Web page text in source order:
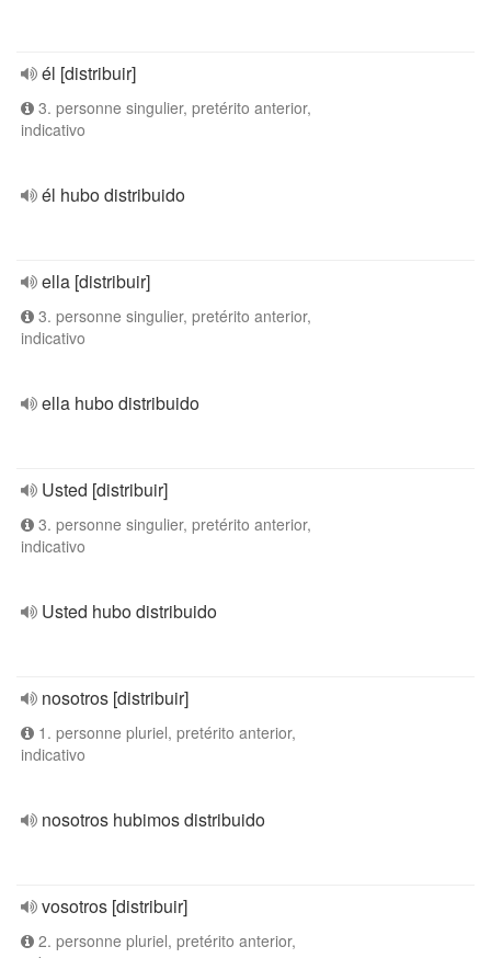
él [distribuir]
3. personne singulier, pretérito anterior,
indicativo
él hubo distribuido
ella [distribuir]
3. personne singulier, pretérito anterior,
indicativo
ella hubo distribuido
Usted [distribuir]
3. personne singulier, pretérito anterior,
indicativo
Usted hubo distribuido
nosotros [distribuir]
1. personne pluriel, pretérito anterior,
indicativo
nosotros hubimos distribuido
vosotros [distribuir]
2. personne pluriel, pretérito anterior,